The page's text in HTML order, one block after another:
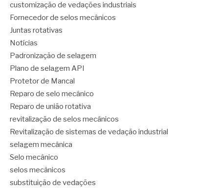
customização de vedações industriais
Fornecedor de selos mecânicos
Juntas rotativas
Notícias
Padronização de selagem
Plano de selagem API
Protetor de Mancal
Reparo de selo mecânico
Reparo de união rotativa
revitalização de selos mecânicos
Revitalização de sistemas de vedação industrial
selagem mecânica
Selo mecânico
selos mecânicos
substituição de vedações